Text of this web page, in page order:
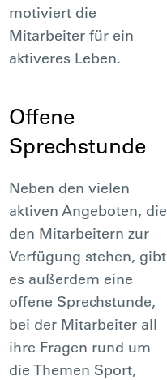
motiviert die
Mitarbeiter für ein
aktiveres Leben.
Offene
Sprechstunde
Neben den vielen
aktiven Angeboten, die
den Mitarbeitern zur
Verfügung stehen, gibt
es außerdem eine
offene Sprechstunde,
bei der Mitarbeiter all
ihre Fragen rund um
die Themen Sport,